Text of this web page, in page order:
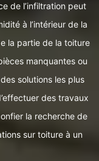
de l’infiltration peut
à l’intérieur de la
la partie de la toiture
manquantes ou
solutions les plus
des travaux
la recherche de
sur toiture à un